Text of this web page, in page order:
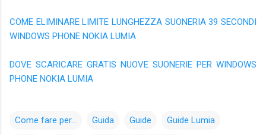
COME ELIMINARE LIMITE LUNGHEZZA SUONERIA 39 SECONDI
WINDOWS PHONE NOKIA LUMIA
DOVE SCARICARE GRATIS NUOVE SUONERIE PER WINDOWS
PHONE NOKIA LUMIA
Come fare per... Guida Guide Guide Lumia